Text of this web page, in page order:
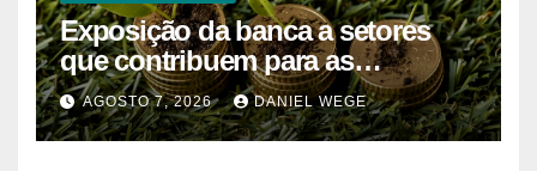
Exposição da banca a setores
que contribuem para as
alterações climáticas mantém-se
nos 62%
AGOSTO 7, 2026 DANIEL WEGE